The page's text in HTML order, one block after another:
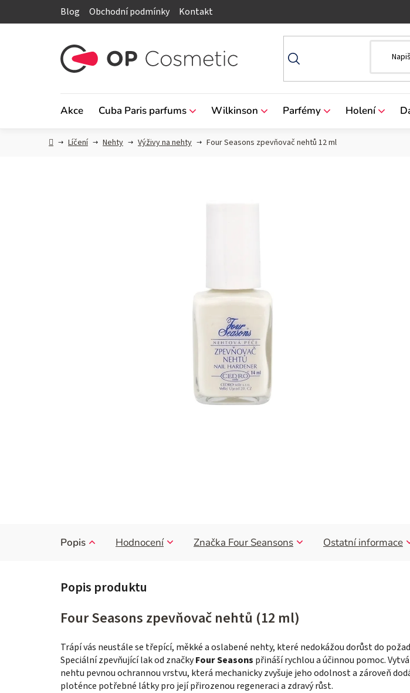
Blog Obchodní podmínky Kontakt
Akce Cuba Paris parfums Wilkinson Parfémy Holení
DomůLíčení Nehty Výživy na nehty Four Seasons zpevňovač nehtů 12 ml
Popis Hodnocení Značka Four Seansons Ostatní informace
Four Seasons zpevňovač nehtů (12 ml)
Trápí vás neustále se třepící, měkké a oslabené nehty, které nedokážou dorůst do
Speciální zpevňující lak od značkyFour Seasons přináší rychlou a účinnou pomoc.
nehtu pevnou ochrannou vrstvu, která mechanicky zvyšuje jeho odolnost a zároveň
ploténce potřebné látky pro její přirozenou regeneraci a zdravý růst.